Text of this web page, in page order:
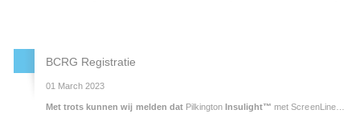
BCRG Registratie
01 March 2023
Met trots kunnen wij melden datPilkington Insulight™met ScreenLine®